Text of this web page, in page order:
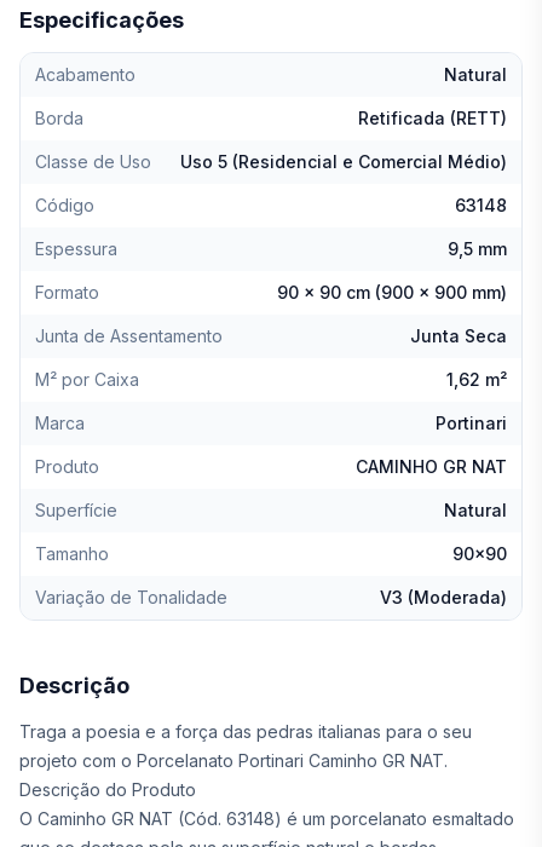
Especificações
Acabamento Natural
Borda Retificada (RETT)
Classe de Uso Uso 5 (Residencial e Comercial Médio)
Código 63148
Espessura 9,5 mm
Formato 90 x 90 cm (900 x 900 mm)
Junta de Assentamento Junta Seca
M² por Caixa 1,62 m²
Marca Portinari
Produto CAMINHO GR NAT
Superfície Natural
Tamanho 90x90
Variação de Tonalidade V3 (Moderada)
Descrição
Traga a poesia e a força das pedras italianas para o seu
projeto com o Porcelanato Portinari Caminho GR NAT.
Descrição do Produto
O Caminho GR NAT (Cód. 63148) é um porcelanato esmaltado